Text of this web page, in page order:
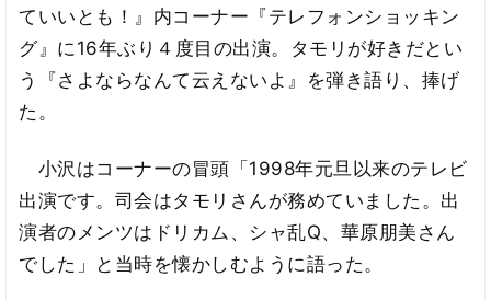
ていいとも！』内コーナー『テレフォンショッキン
グ』に16年ぶり４度目の出演。タモリが好きだとい
う『さよならなんて云えないよ』を弾き語り、捧げ
た。
小沢はコーナーの冒頭「1998年元旦以来のテレビ
出演です。司会はタモリさんが務めていました。出
演者のメンツはドリカム、シャ乱Q、華原朋美さん
でした」と当時を懐かしむように語った。